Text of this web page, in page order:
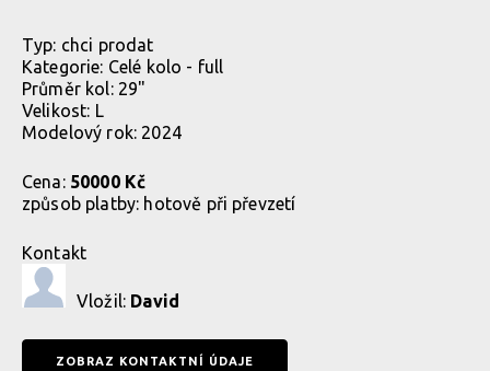
Typ: chci prodat
Kategorie: Celé kolo - full
Průměr kol: 29"
Velikost: L
Modelový rok: 2024
Cena: 50000 Kč
způsob platby: hotově při převzetí
Kontakt
Vložil: David